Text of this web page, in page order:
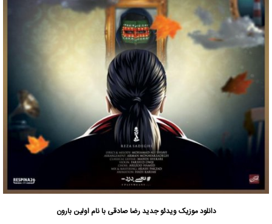
دانلود موزیک ویدئوجدیدرضا صادقی با نام اولین بارون